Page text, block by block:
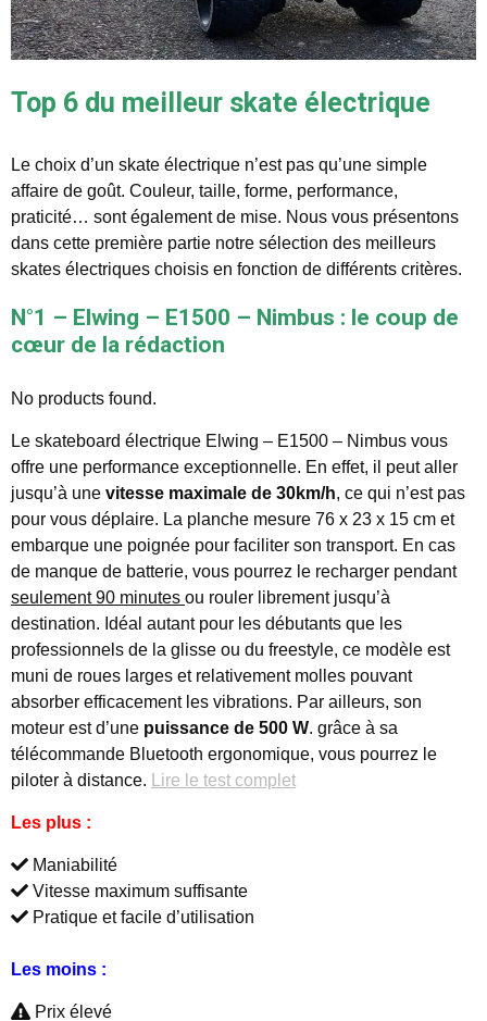
Top 6 du meilleur skate électrique
Le choix d’un skate électrique n’est pas qu’une simple
affaire de goût. Couleur, taille, forme, performance,
praticité… sont également de mise. Nous vous présentons
dans cette première partie notre sélection des meilleurs
skates électriques choisis en fonction de différents critères.
N°1 – Elwing – E1500 – Nimbus : le coup de
cœur de la rédaction
No products found.
Le skateboard électrique Elwing – E1500 – Nimbus vous
offre une performance exceptionnelle. En effet, il peut aller
jusqu’à une vitesse maximale de 30km/h, ce qui n’est pas
pour vous déplaire. La planche mesure 76 x 23 x 15 cm et
embarque une poignée pour faciliter son transport. En cas
de manque de batterie, vous pourrez le recharger pendant
seulement 90 minutes ou rouler librement jusqu’à
destination. Idéal autant pour les débutants que les
professionnels de la glisse ou du freestyle, ce modèle est
muni de roues larges et relativement molles pouvant
absorber efficacement les vibrations. Par ailleurs, son
moteur est d’une puissance de 500 W. grâce à sa
télécommande Bluetooth ergonomique, vous pourrez le
piloter à distance.
Lire le test complet
Les plus :
Maniabilité
Vitesse maximum suffisante
Pratique et facile d’utilisation
Les moins :
Prix élevé